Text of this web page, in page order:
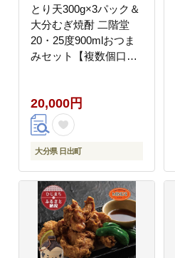
とり天300g×3パック＆
大分むぎ焼酎 二階堂
20・25度900mlおつま
みセット【複数個口で
20,000円
大分県 日出町